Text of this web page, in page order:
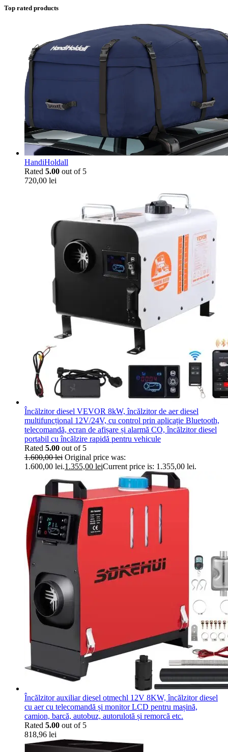
Top rated products
HandiHoldall
Rated 5.00 out of 5
720,00 lei
Încălzitor diesel VEVOR 8kW, încălzitor de aer diesel
multifuncțional 12V/24V, cu control prin aplicație Bluetooth,
telecomandă, ecran de afișare și alarmă CO, încălzitor diesel
portabil cu încălzire rapidă pentru vehicule
Rated 5.00 out of 5
1.600,00lei Original price was:
1.600,00 lei.1.355,00 leiCurrent price is: 1.355,00 lei.
Încălzitor auxiliar diesel otmechl 12V 8KW, încălzitor diesel
cu aer cu telecomandă și monitor LCD pentru mașină,
camion, barcă, autobuz, autorulotă și remorcă etc.
Rated 5.00 out of 5
818,96 lei